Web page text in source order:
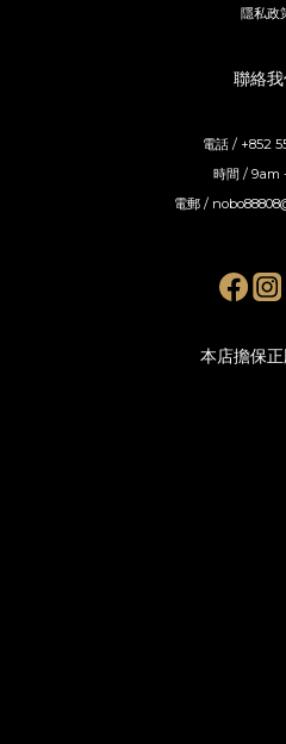
隱私政
聯絡
電話 / +852
時間 / 9am
電郵 /
本店擔保